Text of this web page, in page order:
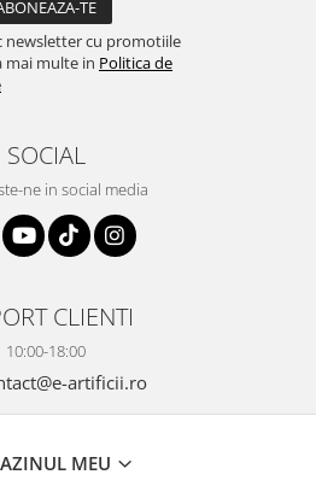
newsletter cu promotiile
mai multe in Politica de
SOCIAL
ne in social media
CLIENTI
10:00-18:00
artificii.ro
MEU